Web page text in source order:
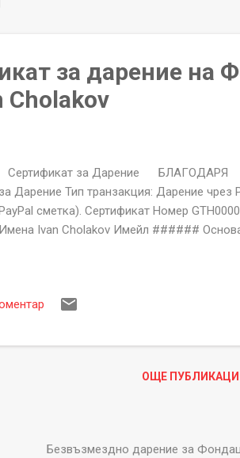
за дарение
Сертификат за Дарение БЛАГОДАРЯ
за Дарение Тип транзакция: Дарение чрез
сметка). Сертификат Номер
Имена Ivan Cholakov Имейл ######
ОЩЕ
Безвъзмездно дарение за